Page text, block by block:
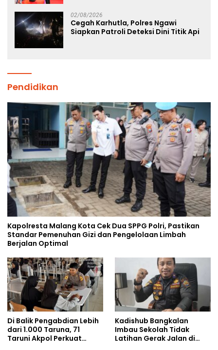
02/08/2026
Cegah Karhutla, Polres Ngawi
Siapkan Patroli Deteksi Dini Titik Api
Pendidikan
Kapolresta Malang Kota Cek Dua SPPG Polri, Pastikan
Standar Pemenuhan Gizi dan Pengelolaan Limbah
Berjalan Optimal
Di Balik Pengabdian Lebih
dari 1.000 Taruna, 71
Taruni Akpol Perkuat
Kadishub Bangkalan
Imbau Sekolah Tidak
Latihan Gerak Jalan di